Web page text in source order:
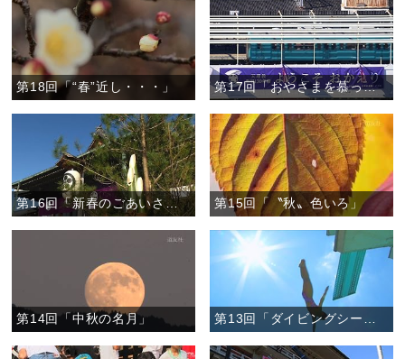
第18回「“春”近し・・・」 第17回「おやさまを慕って」
第16回「新春のごあいさつ」 第15回「〝秋〟色いろ」
第14回「中秋の名月」 第13回「ダイビングシーン」